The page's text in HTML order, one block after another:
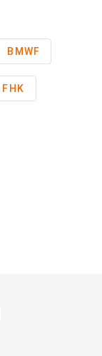
BMWF
FHK